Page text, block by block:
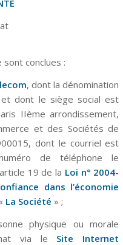
conclues :
, dont la dénomination
et dont le siège social est
IIème arrondissement,
et des Sociétés de
dont le courriel est
de téléphone le
19 de la Loi n° 2004-
dans l’économie
La Société » ;
physique ou morale
via le Site Internet